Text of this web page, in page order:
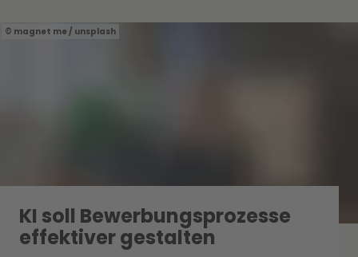
magnet me / unsplash
KI soll Bewerbungsprozesse
effektiver gestalten